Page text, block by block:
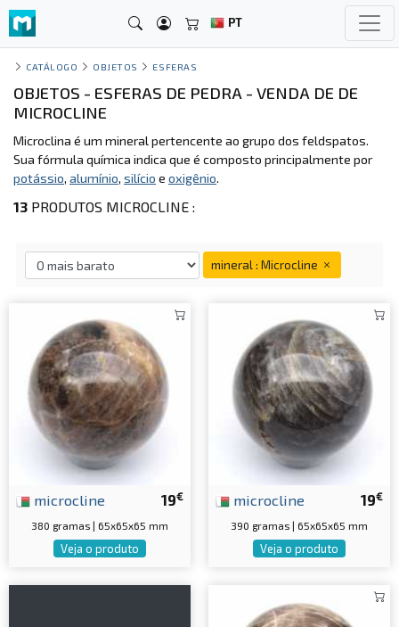
PT
CATÁLOGO OBJETOS ESFERAS
OBJETOS - ESFERAS DE PEDRA - VENDA DE DE
MICROCLINE
Microclina é um mineral pertencente ao grupo dos feldspatos.
Sua fórmula química indica que é composto principalmente por
potássio, alumínio, silício e oxigênio.
13 PRODUTOS MICROCLINE :
mineral : Microcline
19€
microcline
380 gramas | 65x65x65 mm
Veja o produto
19€
microcline
390 gramas | 65x65x65 mm
Veja o produto